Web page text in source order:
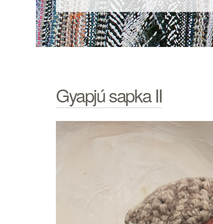
Gyapjú sapka II